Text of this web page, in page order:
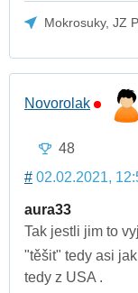
Mokrosuky, JZ
Novorolak
48
# 02.02.2021,
aura33
Tak jestli jim to
"těšit" tedy asi
tedy z USA .